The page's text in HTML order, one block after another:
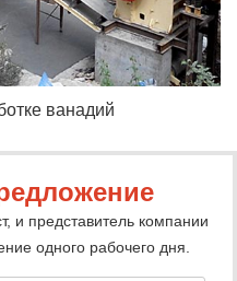
ванадий
и представитель компании
одного рабочего дня.